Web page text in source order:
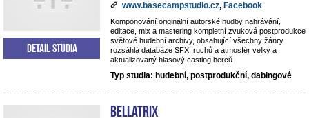
www.basecampstudio.cz, Facebook
Komponování originální autorské hudby nahrávání,
editace, mix a mastering kompletní zvuková postprodukce
světové hudební archivy, obsahující všechny žánry
rozsáhlá databáze SFX, ruchů a atmosfér velký a
aktualizovaný hlasový casting herců
Typ studia: hudební, postprodukční, dabingové
Detail studia
BELLATRIX